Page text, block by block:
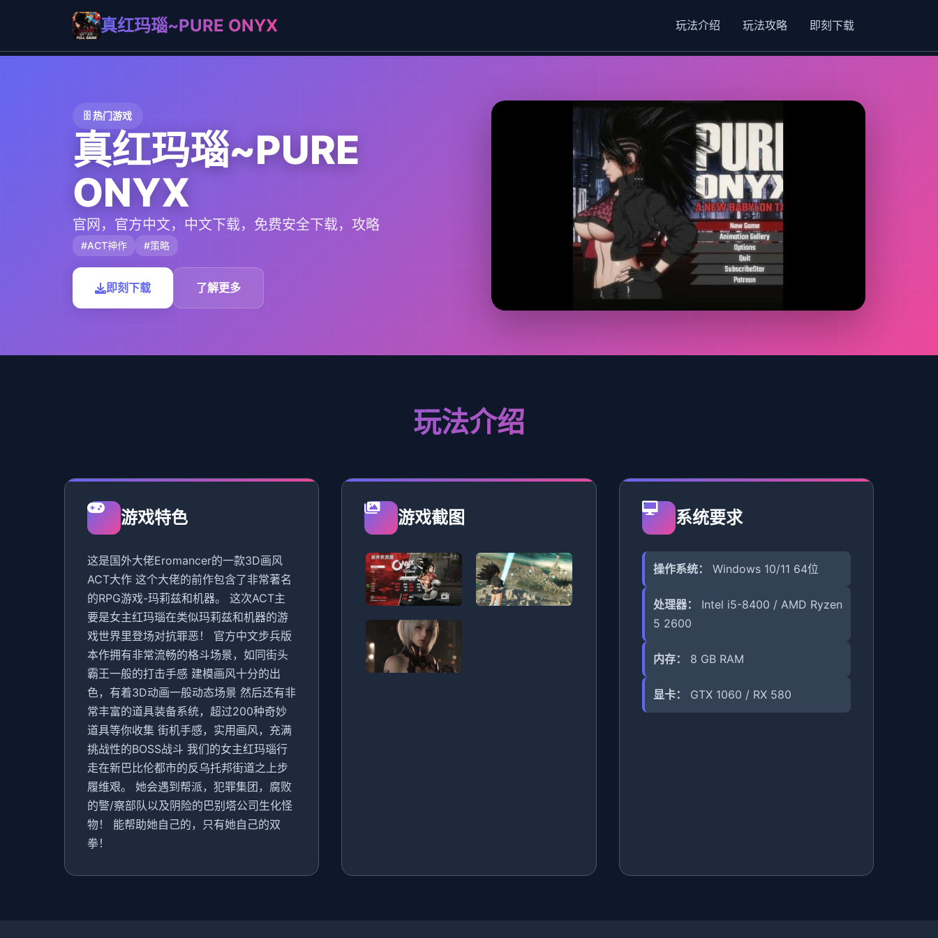
真红玛瑙~PURE ONYX 玩法介绍 玩法攻略 即刻下载
🗄️ 热门游戏
真红玛瑙~PURE
ONYX
官网，官方中文，中文下载，免费安全下载，攻略
#ACT神作 #策略
即刻下载 了解更多
玩法介绍
游戏特色
这是国外大佬Eromancer的一款3D画风
ACT大作 这个大佬的前作包含了非常著名
的RPG游戏-玛莉兹和机器。 这次ACT主
要是女主红玛瑙在类似玛莉兹和机器的游
戏世界里登场对抗罪恶！ 官方中文步兵版
本作拥有非常流畅的格斗场景，如同街头
霸王一般的打击手感 建模画风十分的出
色，有着3D动画一般动态场景 然后还有非
常丰富的道具装备系统，超过200种奇妙
道具等你收集 街机手感，实用画风，充满
挑战性的BOSS战斗 我们的女主红玛瑙行
走在新巴比伦都市的反乌托邦街道之上步
履维艰。 她会遇到帮派，犯罪集团，腐败
的警/察部队以及阴险的巴别塔公司生化怪
物！ 能帮助她自己的，只有她自己的双
拳！
游戏截图 系统要求
操作系统： Windows 10/11 64位
处理器：
Intel i5-8400 / AMD Ryzen
5 2600
内存： 8 GB RAM
显卡： GTX 1060 / RX 580